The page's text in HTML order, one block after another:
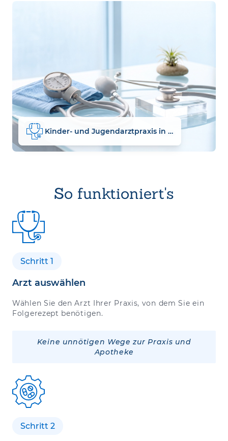
Kinder- und Jugendarztpraxis in der DRK-Praxisklinik
So funktioniert's
Schritt 1
Arzt auswählen
Wählen Sie den Arzt Ihrer Praxis, von dem Sie ein
Folgerezept benötigen.
Keine unnötigen Wege zur Praxis und
Apotheke
Schritt 2